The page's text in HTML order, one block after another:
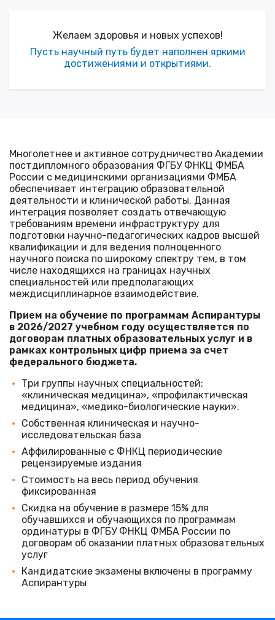
Желаем здоровья и новых успехов!
Пусть научный путь будет наполнен яркими
достижениями и открытиями.
Многолетнее и активное сотрудничество Академии
постдипломного образования ФГБУ ФНКЦ ФМБА
России с медицинскими организациями ФМБА
обеспечивает интеграцию образовательной
деятельности и клинической работы. Данная
интеграция позволяет создать отвечающую
требованиям времени инфраструктуру для
подготовки научно-педагогических кадров высшей
квалификации и для ведения полноценного
научного поиска по широкому спектру тем, в том
числе находящихся на границах научных
специальностей или предполагающих
междисциплинарное взаимодействие.
Прием на обучение по программам Аспирантуры
в 2026/2027 учебном году осуществляется по
договорам платных образовательных услуг и в
рамках контрольных цифр приема за счет
федерального бюджета.
Три группы научных специальностей:
«клиническая медицина», «профилактическая
медицина», «медико-биологические науки».
Собственная клиническая и научно-
исследовательская база
Аффилированные с ФНКЦ периодические
рецензируемые издания
Стоимость на весь период обучения
фиксированная
Скидка на обучение в размере 15% для
обучавшихся и обучающихся по программам
ординатуры в ФГБУ ФНКЦ ФМБА России по
договорам об оказании платных образовательных
услуг
Кандидатские экзамены включены в программу
Аспирантуры